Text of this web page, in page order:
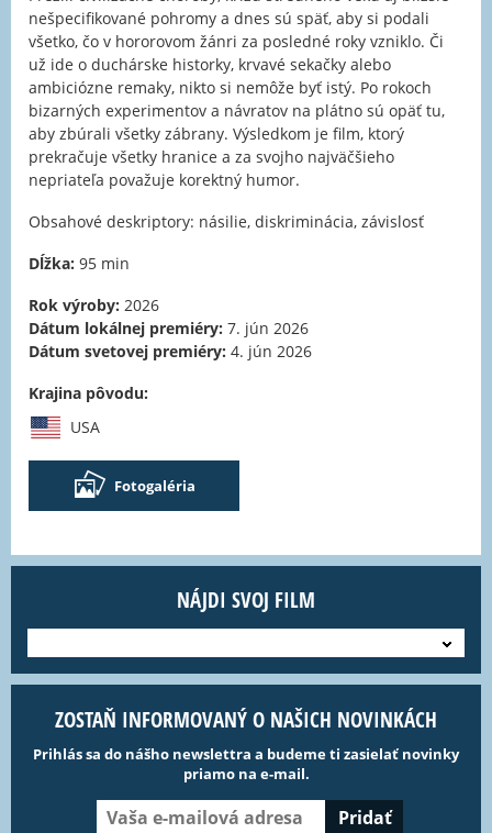
nešpecifikované pohromy a dnes sú späť, aby si podali
všetko, čo v hororovom žánri za posledné roky vzniklo. Či
už ide o duchárske historky, krvavé sekačky alebo
ambiciózne remaky, nikto si nemôže byť istý. Po rokoch
bizarných experimentov a návratov na plátno sú opäť tu,
aby zbúrali všetky zábrany. Výsledkom je film, ktorý
prekračuje všetky hranice a za svojho najväčšieho
nepriateľa považuje korektný humor.
Obsahové deskriptory: násilie, diskriminácia, závislosť
Dĺžka: 95 min
Rok výroby: 2026
Dátum lokálnej premiéry: 7. jún 2026
Dátum svetovej premiéry: 4. jún 2026
Krajina pôvodu:
USA
Fotogaléria
NÁJDI SVOJ FILM
ZOSTAŇ INFORMOVANÝ O NAŠICH NOVINKÁCH
Prihlás sa do nášho newslettra a budeme ti zasielať novinky
priamo na e-mail.